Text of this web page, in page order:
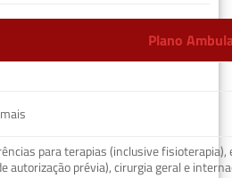
Plano
para terapias (inclusive fisioterapia),
autorização prévia), cirurgia geral e